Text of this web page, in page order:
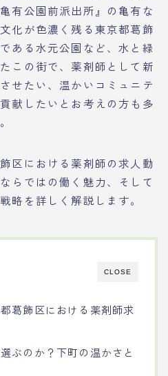
有公園前派出所』の亀有な
化が色濃く残る東京都葛飾
ある水元公園など、水と緑
この街で、薬剤師として新
せたい、温かいコミュニテ
献したいとお考えの方も多
区における薬剤師の求人動
らではの働く魅力、そして
略を詳しく解説します。
CLOSE
葛飾区における薬剤師求
ぶのか？下町の温かさと